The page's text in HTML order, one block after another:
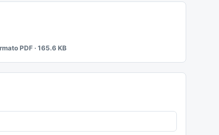
PDF · 165.6 KB